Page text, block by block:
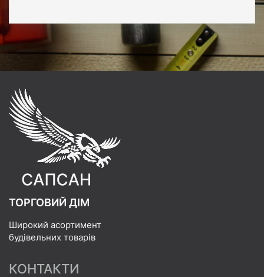
ТОРГОВИЙ ДІМ
Широкий асортимент
будівельних товарів
КОНТАКТИ